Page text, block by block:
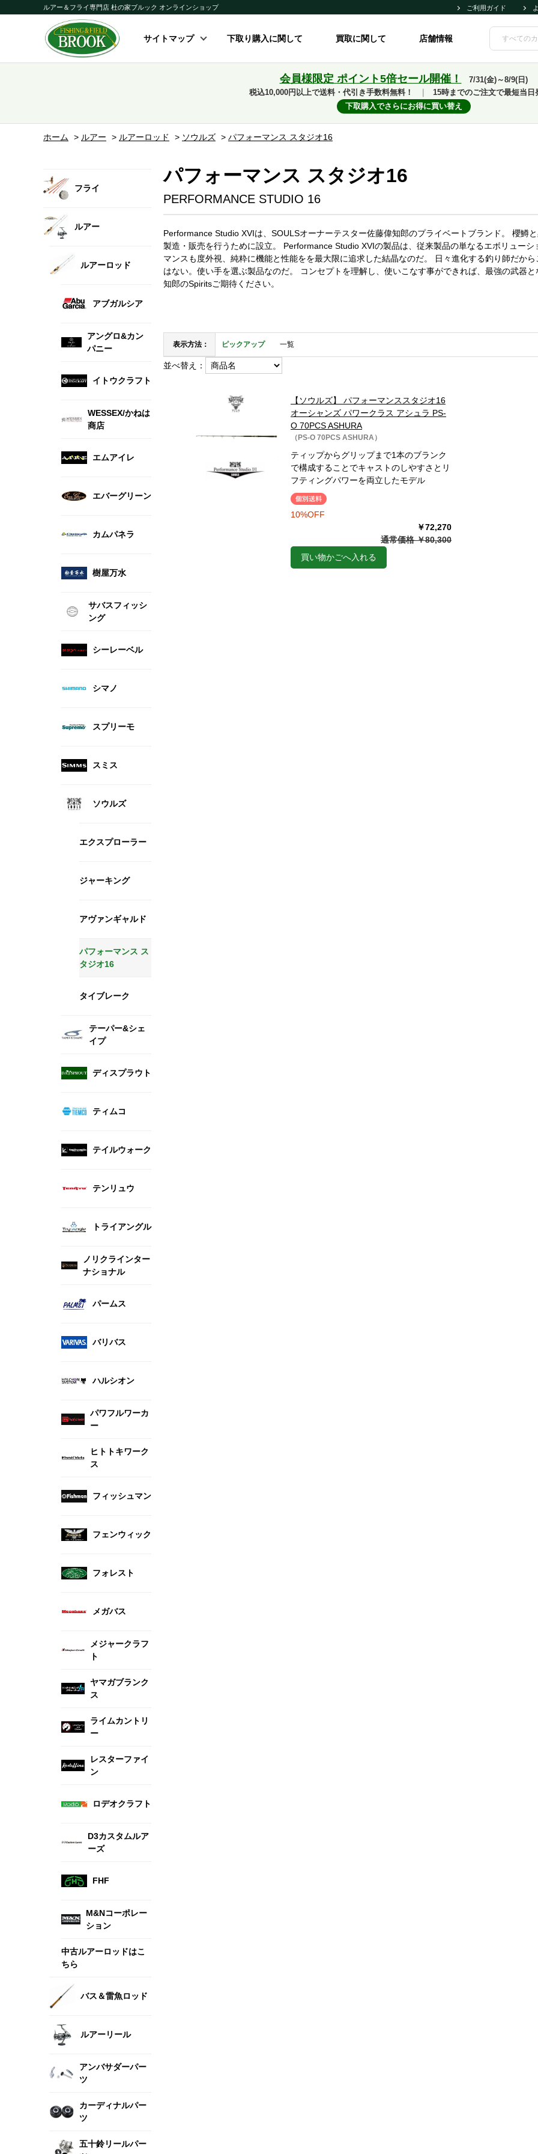
ルアー＆フライ専門店 杜の家ブルック オンラインショップ ご利用ガイド
サイトマップ 下取り購入に関して 買取に関して 店舗情報
会員様限定 ポイント5倍セール開催！
7/31(金)～8/9(日)
税込10,000円以上で送料・代引き手数料無料！
15時までのご注文で最短当日
下取購入でさらにお得に買い替え
ホーム > ルアー > ルアーロッド > ソウルズ > パフォーマンス スタジオ16
フライ
ルアー
ルアーロッド
アブガルシア
アングロ&カン
パニー
イトウクラフト
WESSEX/かねは
商店
エムアイレ
エバーグリーン
カムパネラ
樹屋万水
サバスフィッシ
ング
シーレーベル
シマノ
スプリーモ
スミス
ソウルズ
エクスプローラー
ジャーキング
アヴァンギャルド
パフォーマンス ス
タジオ16
タイブレーク
テーパー&シェ
イプ
ディスプラウト
ティムコ
テイルウォーク
テンリュウ
トライアングル
ノリクラインター
ナショナル
パームス
バリバス
ハルシオン
パワフルワーカ
ー
ヒトトキワーク
ス
フィッシュマン
フェンウィック
フォレスト
メガバス
メジャークラフ
ト
ヤマガブランク
ス
ライムカントリ
ー
レスターファイ
ン
ロデオクラフト
D3カスタムルア
ーズ
FHF
M&Nコーポレー
ション
中古ルアーロッドはこ
ちら
バス＆雷魚ロッド
ルアーリール
アンバサダーパー
ツ
カーディナルパー
ツ
五十鈴リールパー
パフォーマンス スタジオ16
PERFORMANCE STUDIO 16
Performance Studio XVIは、SOULSオーナーテスター佐藤偉知郎のプライベートブランド。 櫻鱒
製造・販売を行うために設立。 Performance Studio XVIの製品は、従来製品の単なるエボリュー
マンスも度外視、純粋に機能と性能をを最大限に追求した結晶なのだ。 日々進化する釣り師だか
はない。使い手を選ぶ製品なのだ。 コンセプトを理解し、使いこなす事ができれば、最強の武器
知郎のSpiritsご期待ください。
表示方法： ピックアップ 一覧
並べ替え：
【ソウルズ】 パフォーマンススタジオ16
オーシャンズ パワークラス アシュラ PS-
O 70PCS ASHURA
（PS-O 70PCS ASHURA）
ティップからグリップまで1本のブランク
で構成することでキャストのしやすさとリ
フティングパワーを両立したモデル
10%OFF
￥72,270
通常価格 ￥80,300
買い物かごへ入れる